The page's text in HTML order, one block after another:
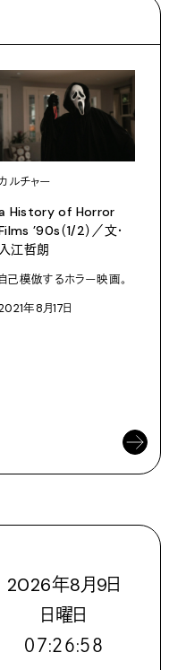
ルチャー
History of Horror
’90s（1/2）／文・
入江哲朗
自己模倣するホラー映画。
年8月17日
2026年8月9日
日曜日
０７:２６:５９